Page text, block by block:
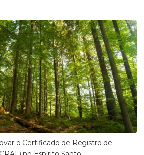
o Certificado de Registro de